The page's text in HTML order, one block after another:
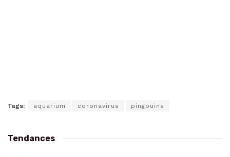
Tags: aquarium coronavirus pingouins
Tendances